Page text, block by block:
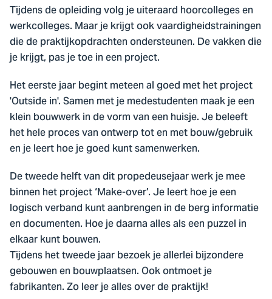
Tijdens de opleiding volg je uiteraard hoorcolleges en
werkcolleges. Maar je krijgt ook vaardigheidstrainingen
die de praktijkopdrachten ondersteunen. De vakken die
je krijgt, pas je toe in een project.
Het eerste jaar begint meteen al goed met het project
'Outside in'. Samen met je medestudenten maak je een
klein bouwwerk in de vorm van een huisje. Je beleeft
het hele proces van ontwerp tot en met bouw/gebruik
en je leert hoe je goed kunt samenwerken.
De tweede helft van dit propedeusejaar werk je mee
binnen het project ‘Make-over’. Je leert hoe je een
logisch verband kunt aanbrengen in de berg informatie
en documenten. Hoe je daarna alles als een puzzel in
elkaar kunt bouwen.
Tijdens het tweede jaar bezoek je allerlei bijzondere
gebouwen en bouwplaatsen. Ook ontmoet je
fabrikanten. Zo leer je alles over de praktijk!